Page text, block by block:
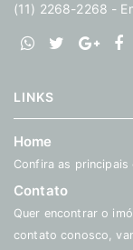
(11) 2268-2268 -
LINKS
Home
Confira as
Contato
Quer encontrar o
contato conosco,